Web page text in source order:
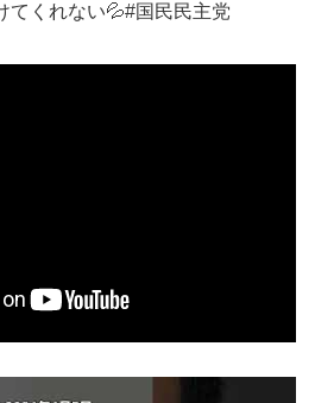
てくれない💦#国民民主党